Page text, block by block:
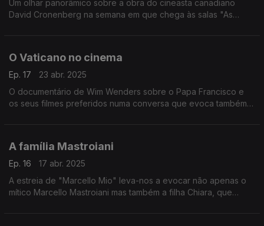
Um olhar panorâmico sobre a obra do cineasta canadiano
David Cronenberg na semana em que chega às salas "As
O Vaticano no cinema
Ep. 17
23 abr. 2025
O documentário de Wim Wenders sobre o Papa Francisco e
os seus filmes preferidos numa conversa que evoca também
A família Mastroiani
Ep. 16
17 abr. 2025
A estreia de "Marcello Mio" leva-nos a evocar não apenas o
mítico Marcello Mastroiani mas também a filha Chiara, que